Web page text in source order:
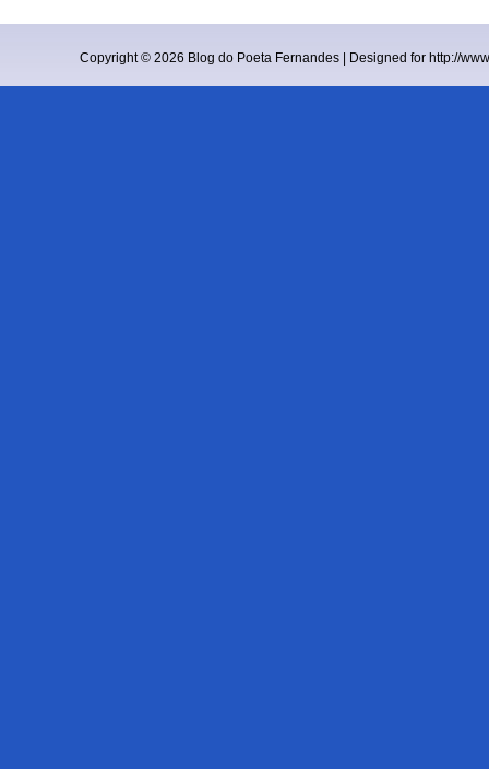
Copyright © 2026 Blog do Poeta Fernandes | Designed for http://